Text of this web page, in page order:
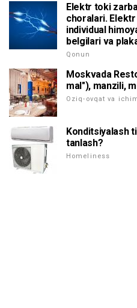
Elektr toki
choralari.
individual
belgilari va
Qonun
Moskvada
mal"), manzili,
Oziq-ovqat va
Konditsiyalash
tanlash?
Homeliness